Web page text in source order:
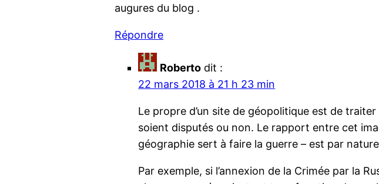
augures du blog .
Répondre
Roberto dit :
22 mars 2018 à 21 h 23 min
Le propre d’un site de géopolitique est de
soient disputés ou non. Le rapport entre cet
géographie sert à faire la guerre – est par
Par exemple, si l’annexion de la Crimée par la